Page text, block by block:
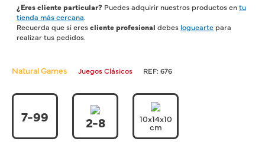
¿Eres cliente particular? Puedes adquirir nuestros productos entu
tienda más cercana.
Recuerda que si erescliente profesional debes loguearte para
realizar tus pedidos.
Natural Games Juegos Clásicos REF:676
7-99 2-8 10x14x10
cm